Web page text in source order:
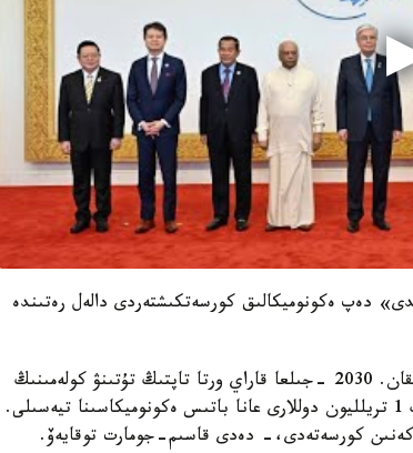
دەپ ەكونوميكالىق كورسەتكىشتەردى دالەل رەتىندە
الەمدەگى ءىرى 30 قالانىڭ 21 ءى ازيا قۇرلىعىندا ورنالاسقان. 2030 -جىلعا قاراي ورتا تاپتىڭ تۇتىنۋ كولەمىنىڭ
ءوسىمى 30 تريلليون دوللار بولماق. بولجام بويىنشا ونىڭ 1 تريلليون دوللارى عانا باتىس ەكونوميكاسىنا تيەسىلى.
كورسەتەدى،- دەدى قاسىم-جومارت توقايەۆ.